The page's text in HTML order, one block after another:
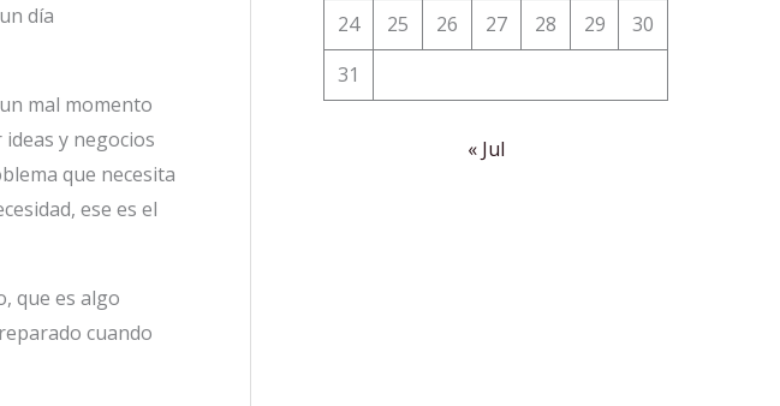
día
mal momento
y negocios
que necesita
ese es el
que es algo
cuando
24
25 26 27 28 29
30
31
« Jul